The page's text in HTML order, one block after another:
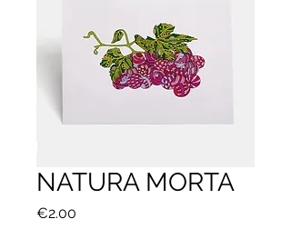
NATURA MORTA
€2.00